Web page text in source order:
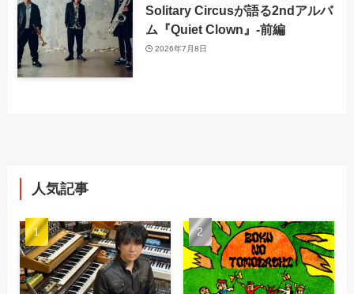
Solitary Circusが語る2ndアルバ
ム『Quiet Clown』-前編
2026年7月8日
人気記事